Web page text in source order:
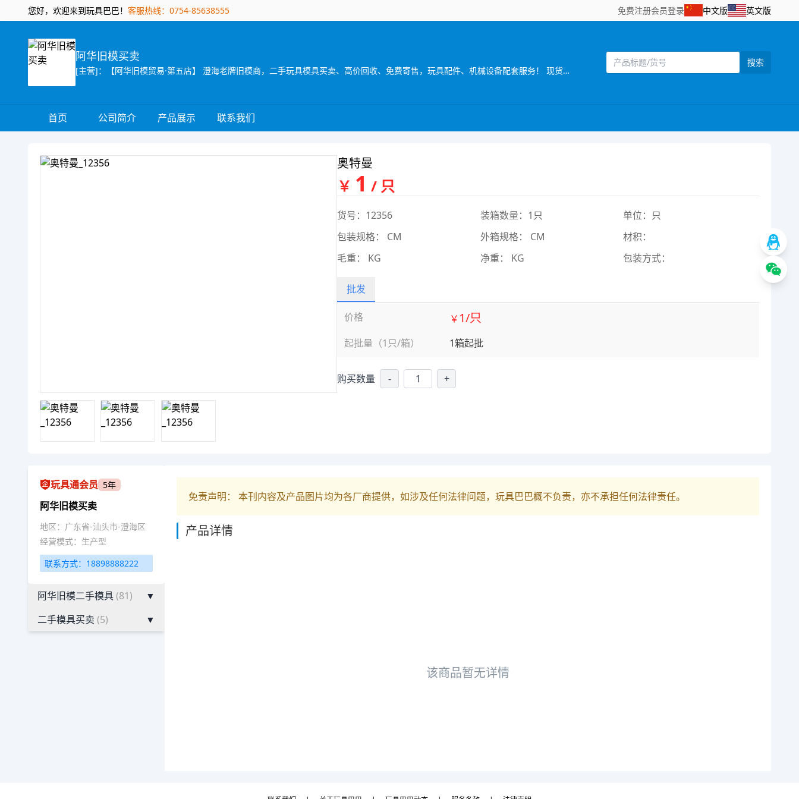
您好，欢迎来到玩具巴巴！ 客服热线：0754-85638555 免费注册会员登录 中文版 英文版
阿华旧模买卖
[主营]：【阿华旧模贸易·第五店】 澄海老牌旧模商，二手玩具模具买卖、高价回收、免费寄售，玩具配件、机械设备配套服务！ 现货充足，款式齐全，价格透明，支持上门看模、现场验货，全国可发货！ 地址：汕头市澄海区莲下镇陈厝州南成路 联系电话/微信：18898888222
搜索
首页 公司简介 产品展示 联系我们
奥特曼
￥ 1 / 只
货号：12356 装箱数量：1只
单位：只
包装规格： CM
外箱规格： CM
材积：
毛重： KG
净重： KG 包装方式：
批发
价格
起批量（1只/箱）
￥ 1/只
1箱起批
购买数量 - +
玩具通会员 5年
阿华旧模买卖
地区：广东省-汕头市-澄海区
经营模式：生产型
联系方式：18898888222
阿华旧模二手模具(81)
▼
二手模具买卖 (5) ▼
免责声明： 本刊内容及产品图片均为各厂商提供，如涉及任何法律问题，玩具巴巴概不负责，亦不承担任何法律责任。
产品详情
该商品暂无详情